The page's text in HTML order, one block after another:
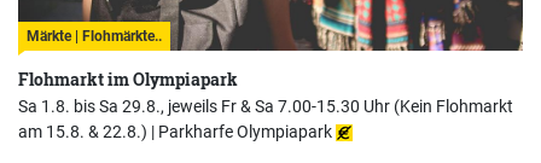
Märkte | Flohmärkte..
Flohmarkt im Olympiapark
Sa 1.8. bis Sa 29.8., jeweils Fr & Sa 7.00-15.30 Uhr (Kein Flohmarkt
am 15.8. & 22.8.) | Parkharfe Olympiapark